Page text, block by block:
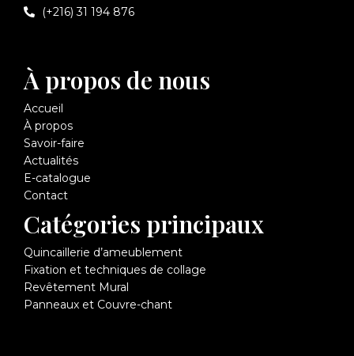
(+216) 31 194 876
À propos de nous
Accueil
À propos
Savoir-faire
Actualités
E-catalogue
Contact
Catégories principaux
Quincaillerie d’ameublement
Fixation et techniques de collage
Revêtement Mural
Panneaux et Couvre-chant